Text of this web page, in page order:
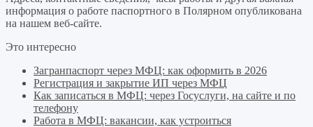
информация о работе паспортного в Полярном опубликована
на нашем веб-сайте.
Это интересно
Загранпаспорт через МФЦ: как оформить в 2026
Регистрация и закрытие ИП через МФЦ
Как записаться в МФЦ: через Госуслуги, на сайте и по
телефону
Работа в МФЦ: вакансии, как устроиться